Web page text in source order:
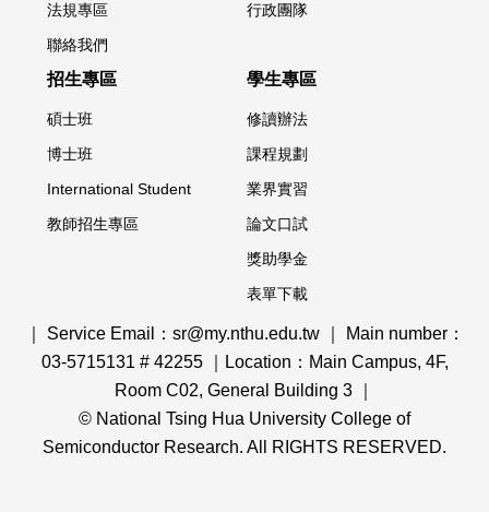
法規專區
聯絡我們
行政團隊
招生專區
碩士班
博士班
International Student
教師招生專區
學生專區
修讀辦法
課程規劃
業界實習
論文口試
獎助學金
表單下載
｜ Service Email：sr@my.nthu.edu.tw ｜ Main number：
03-5715131 # 42255 ｜Location：Main Campus, 4F,
Room C02, General Building 3 ｜
© National Tsing Hua University College of
Semiconductor Research. All RIGHTS RESERVED.